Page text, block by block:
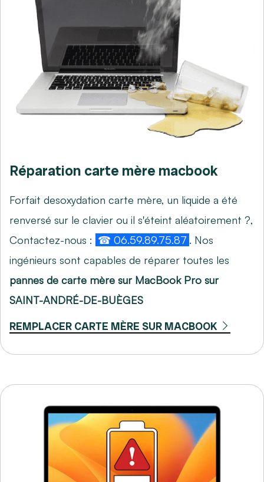
Réparation carte mère macbook
Forfait desoxydation carte mère, un liquide a été
renversé sur le clavier ou il s'éteint aléatoirement ?,
Contactez-nous : ☎ 06.59.89.75.87 . Nos
ingénieurs sont capables de réparer toutes les
pannes de carte mère sur MacBook Pro sur
SAINT-ANDRÉ-DE-BUÈGES
REMPLACER CARTE MÈRE SUR MACBOOK